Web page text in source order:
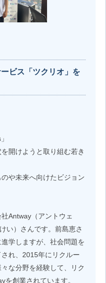
ビス「ツクリオ」を
開けようと取り組む若き
や未来へ向けたビジョン
Antway（アントウェ
い）さんです。前島恵さ
学しますが、社会問題を
れ、2015年にリクルー
な分野を経験して、リク
を創業されています。